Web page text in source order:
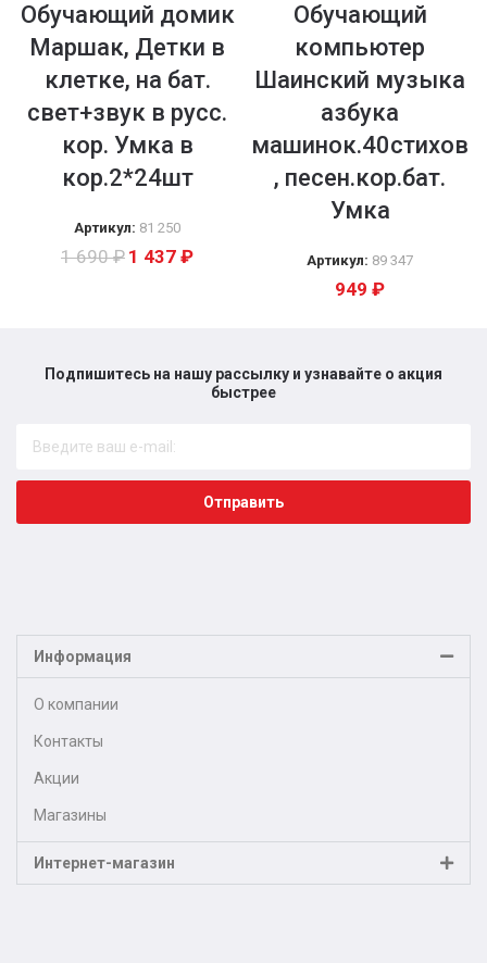
Обучающий домик
Маршак, Детки в
клетке, на бат.
свет+звук в русс.
кор. Умка в
кор.2*24шт
Артикул: 81 250
1 690₽ 1 437 ₽
Обучающий
компьютер
Шаинский музыка
азбука
машинок.40стихов
, песен.кор.бат.
Умка
Артикул: 89 347
949 ₽
Подпишитесь на нашу рассылку и узнавайте о акция
быстрее​
Отправить
Информация
О компании
Контакты
Акции
Магазины
Интернет-магазин